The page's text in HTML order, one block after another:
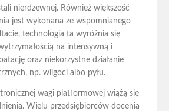
nierdzewnej. Również większość
jest wykonana ze wspomnianego
technologia ta wyróżnia się
na intensywną i
oraz niekorzystne działanie
np. wilgoci albo pyłu.
wagi platformowej wiążą się
Wielu przedsiębiorców docenia